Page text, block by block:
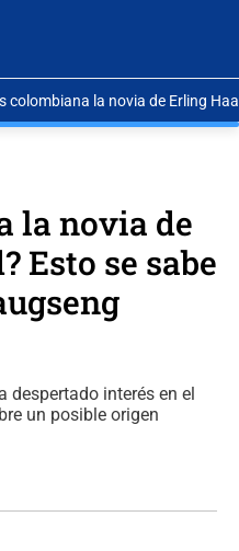
colombiana la novia de Erling
la novia de
Esto se sabe
despertado interés en el
un posible origen